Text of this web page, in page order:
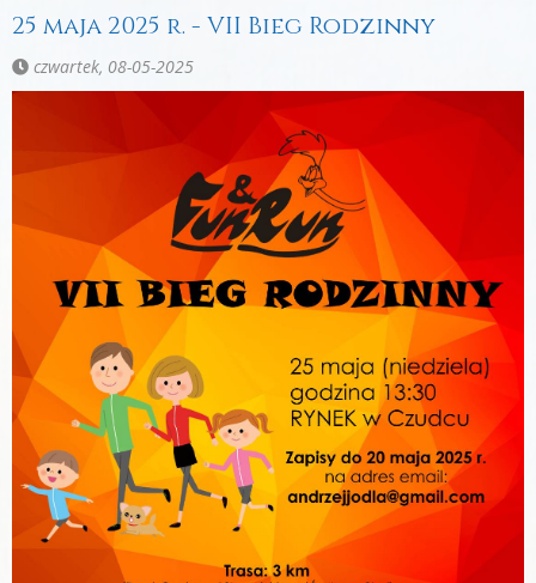
25 maja 2025 r. - VII Bieg Rodzinny
czwartek, 08-05-2025